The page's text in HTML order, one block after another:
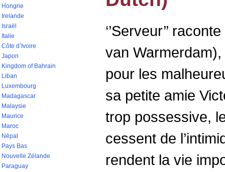
Hongrie
Irelande
Israël
Italie
Côte d’Ivoire
Japon
Kingdom of Bahrain
Liban
Luxembourg
Madagascar
Malaysie
Maurice
Maroc
Népal
Pays Bas
Nouvelle Zélande
Paraguay
‘’Serveur’’
van
pour les
sa petite amie
trop possessive,
cessent de
rendent la vie